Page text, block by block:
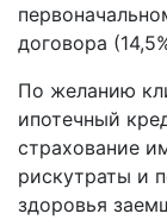
договора
По желанию
ипотечный
страхование
рискутраты и
здоровья